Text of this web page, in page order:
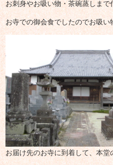
お刺身やお吸い物・茶碗蒸しま
お寺での御会食でしたのでお吸
お届け先のお寺に到着して、本